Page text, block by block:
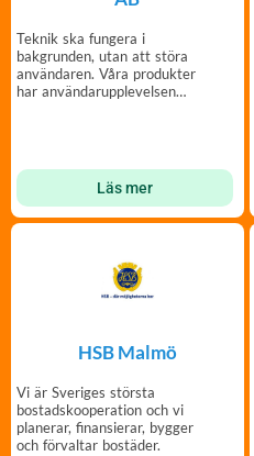
Teknik ska fungera i
bakgrunden, utan att störa
användaren. Våra produkter
har användarupplevelsen
Läs mer
HSB Malmö
Vi är Sveriges största
bostadskooperation och vi
planerar, finansierar, bygger
och förvaltar bostäder.